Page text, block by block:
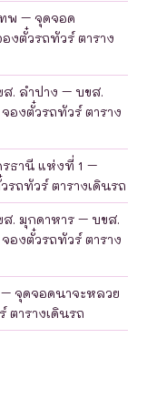
พ – จุดจอด
งตั๋วรถทัวร์ ตาราง
. ลำปาง – บขส.
องตั๋วรถทัวร์ ตาราง
รธานี แห่งที่ 1 –
รถทัวร์ ตารางเดินรถ
. มุกดาหาร – บขส.
องตั๋วรถทัวร์ ตาราง
จุดจอดนาจะหลวย
ตารางเดินรถ